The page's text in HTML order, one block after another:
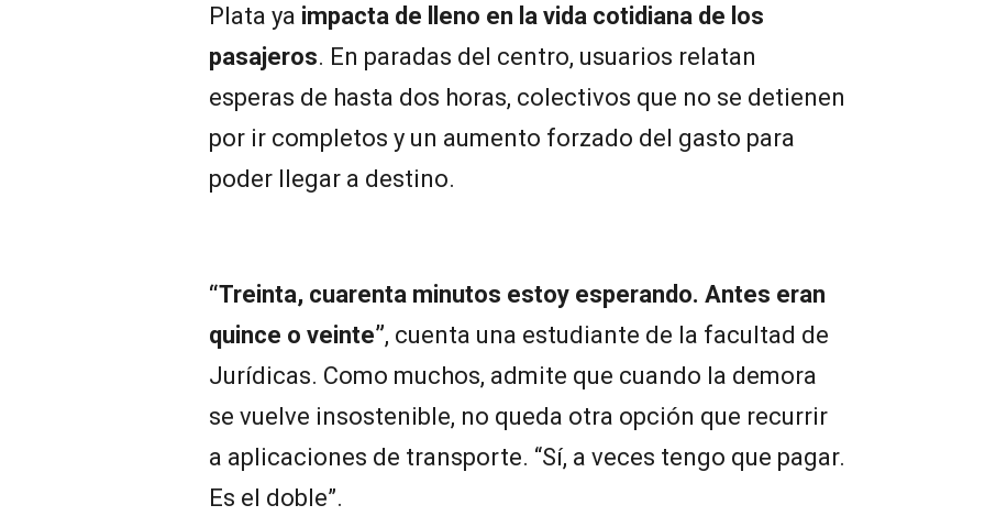
Plata ya impacta de lleno en la vida cotidiana de los
pasajeros. En paradas del centro, usuarios relatan
esperas de hasta dos horas, colectivos que no se detienen
por ir completos y un aumento forzado del gasto para
poder llegar a destino.
“Treinta, cuarenta minutos estoy esperando. Antes eran
quince o veinte”, cuenta una estudiante de la facultad de
Jurídicas. Como muchos, admite que cuando la demora
se vuelve insostenible, no queda otra opción que recurrir
a aplicaciones de transporte. “Sí, a veces tengo que pagar.
Es el doble”.